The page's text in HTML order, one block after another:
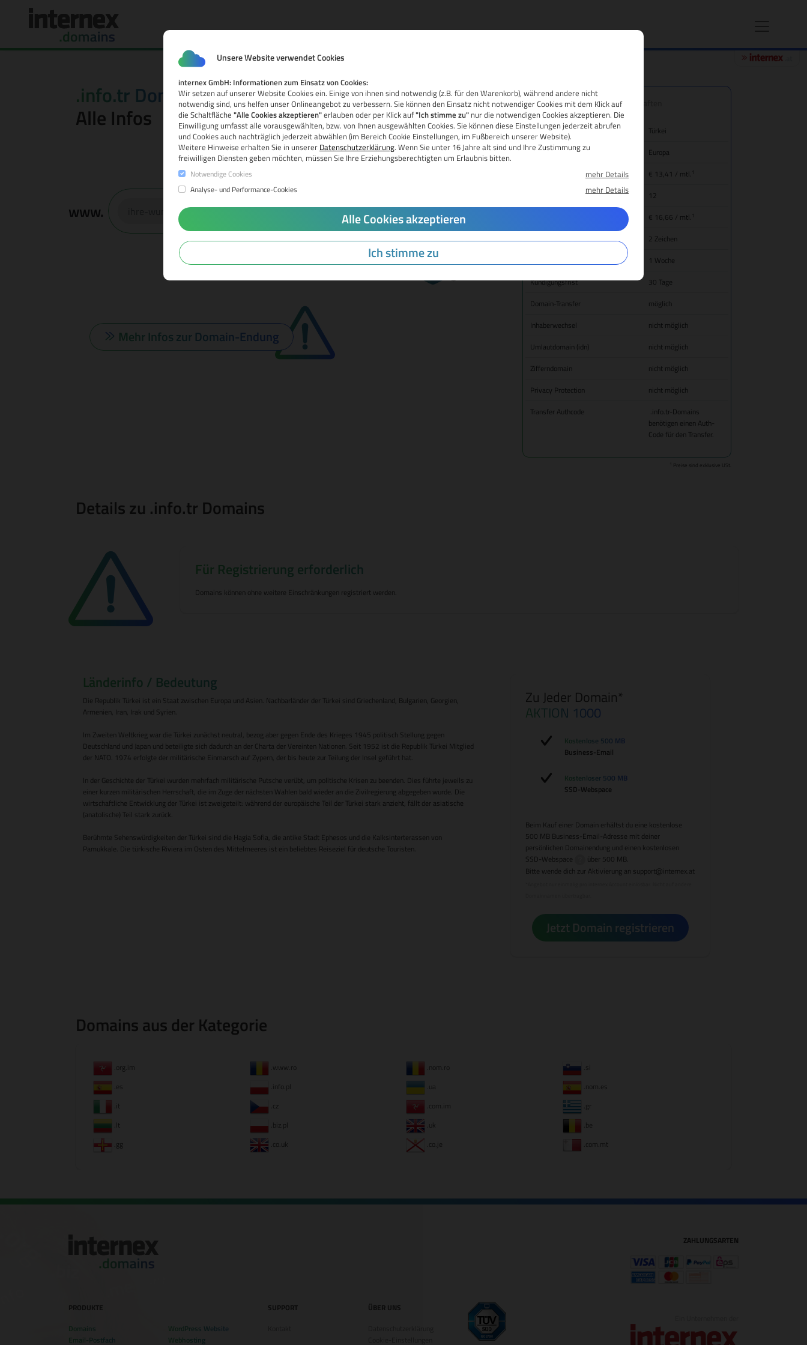
Unsere Website verwendet Cookies
internex GmbH: Informationen zum Einsatz von Cookies:
Wir setzen auf unserer Website Cookies ein. Einige von ihnen sind notwendig (z.B. für den Warenkorb), während andere nicht
notwendig sind, uns helfen unser Onlineangebot zu verbessern. Sie können den Einsatz nicht notwendiger Cookies mit dem Klick auf
die Schaltfläche "Alle Cookies akzeptieren"erlauben oder per Klick auf"Ich stimme zu" nur die notwendigen Cookies akzeptieren. Die
Einwilligung umfasst alle vorausgewählten, bzw. von Ihnen ausgewählten Cookies. Sie können diese Einstellungen jederzeit abrufen
und Cookies auch nachträglich jederzeit abwählen (im Bereich Cookie Einstellungen, im Fußbereich unserer Website).
Weitere Hinweise erhalten Sie in unserer Datenschutzerklärung. Wenn Sie unter 16 Jahre alt sind und Ihre Zustimmung zu
freiwilligen Diensten geben möchten, müssen Sie Ihre Erziehungsberechtigten um Erlaubnis bitten.
Notwendige Cookies mehr Details
Analyse- und Performance-Cookies mehr Details
Alle Cookies akzeptieren
Ich stimme zu
.info.tr Domain
Alle Infos
www. Jetzt Domain prüfen
Mehr Infos zur Domain-Endung
.info.tr Domain-Eigenschaften
Land/Bezeichnung
Türkei
Region
Europa
Preis für Domain-Registrierung
€ 13,41 / mtl.
12
€ 16,66 / mtl.
Domain-Mindestlänge
2 Zeichen
1 Woche
Kündigungsfrist
30 Tage
Domain-Transfer
möglich
Inhaberwechsel
nicht möglich
Umlautdomain (idn)
nicht möglich
Zifferndomain
nicht möglich
Privacy Protection
nicht möglich
Transfer Authcode
.info.tr-Domains
benötigen einen Auth-
Code für den Transfer.
Preise sind exklusive USt.
Details zu .info.tr Domains
Für Registrierung erforderlich
Domains können ohne weitere Einschränkungen registriert werden.
Länderinfo / Bedeutung
Die Republik Türkei ist ein Staat zwischen Europa und Asien. Nachbarländer der Türkei sind Griechenland, Bulgarien, Georgien,
Armenien, Iran, Irak und Syrien.
Im Zweiten Weltkrieg war die Türkei zunächst neutral, bezog aber gegen Ende des Krieges 1945 politisch Stellung gegen
Deutschland und Japan und beteiligte sich dadurch an der Charta der Vereinten Nationen. Seit 1952 ist die Republik Türkei Mitglied
der NATO. 1974 erfolgte der militärische Einmarsch auf Zypern, der bis heute zur Teilung der Insel geführt hat.
In der Geschichte der Türkei wurden mehrfach militärische Putsche verübt, um politische Krisen zu beenden. Dies führte jeweils zu
einer kurzen militärischen Herrschaft, die im Zuge der nächsten Wahlen bald wieder an die Zivilregierung abgegeben wurde. Die
wirtschaftliche Entwicklung der Türkei ist zweigeteilt: während der europäische Teil der Türkei stark anzieht, fällt der asiatische
(anatolische) Teil stark zurück.
Berühmte Sehenswürdigkeiten der Türkei sind die Hagia Sofia, die antike Stadt Ephesos und die Kalksinterterassen von
Pamukkale. Die türkische Riviera im Osten des Mittelmeeres ist ein beliebtes Reiseziel für deutsche Touristen.
Zu Jeder Domain*
AKTION 1000
Kostenlose 500 MB
Business-Email
Kostenloser 500 MB
SSD-Webspace
Beim Kauf einer Domain erhältst du eine kostenlose
500 MB Business-Email-Adresse mit deiner
persönlichen Domainendung und einen kostenlosen
SSD-Webspace
über 500 MB.
Bitte wende dich zur Aktivierung an support@internex.at
Jetzt Domain registrieren
Domains aus der Kategorie
.org.im .www.ro .nom.ro
.si
.es
.info.pl .ua
.nom.es
.it
.cz .com.im
.gr
.lt
.biz.pl .uk
.be
.gg
.co.uk .com.mt
PRODUKTE
Domains
Email-Postfach
WordPress Website
Webhosting
SUPPORT
ÜBER UNS
ZAHLUNGSARTEN